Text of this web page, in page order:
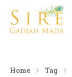
Home Tag